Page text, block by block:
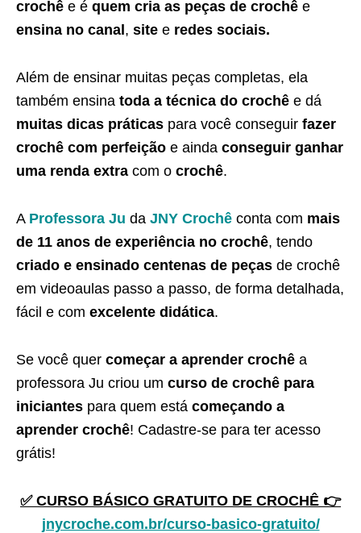
crochê e é quem cria as peças de crochê e
ensina no canal, site e redes sociais.
Além de ensinar muitas peças completas, ela
também ensina toda a técnica do crochê e dá
muitas dicas práticas para você conseguir fazer
crochê com perfeição e ainda conseguir ganhar
uma renda extra com o crochê.
A Professora Ju da JNY Crochê conta com mais
de 11 anos de experiência no crochê, tendo
criado e ensinado centenas de peças de crochê
em videoaulas passo a passo, de forma detalhada,
fácil e com excelente didática.
Se você quer começar a aprender crochê a
professora Ju criou um curso de crochê para
iniciantes para quem está começando a
aprender crochê! Cadastre-se para ter acesso
grátis!
✅ CURSO BÁSICO GRATUITO DE CROCHÊ 👉
jnycroche.com.br/curso-basico-gratuito/